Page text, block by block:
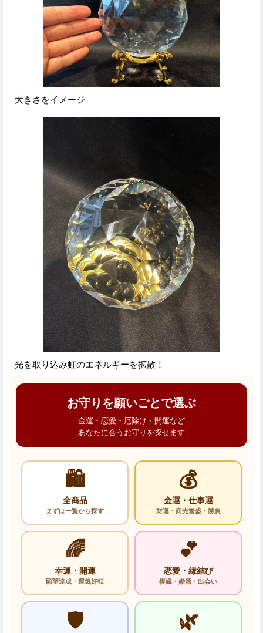
大きさをイメージ
光を取り込み虹のエネルギーを拡散！
お守りを願いごとで選ぶ
金運・恋愛・厄除け・開運など
あなたに合うお守りを探せます
🛍️
全商品
まずは一覧から探す
💰
金運・仕事運
財運・商売繁盛・勝負
🌈
幸運・開運
願望達成・運気好転
💕
恋愛・縁結び
復縁・婚活・出会い
🛡️ 🌿